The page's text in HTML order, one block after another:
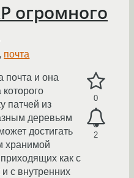
огромного
почта
0
2
почта и она
которого
патчей из
деревьям
достигать
хранимой
как с
с внутренних